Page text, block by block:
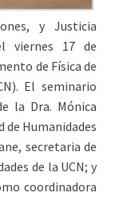
y Justicia
viernes 17 de
de Física de
El seminario
la Dra. Mónica
de Humanidades
secretaria de
de la UCN; y
coordinadora